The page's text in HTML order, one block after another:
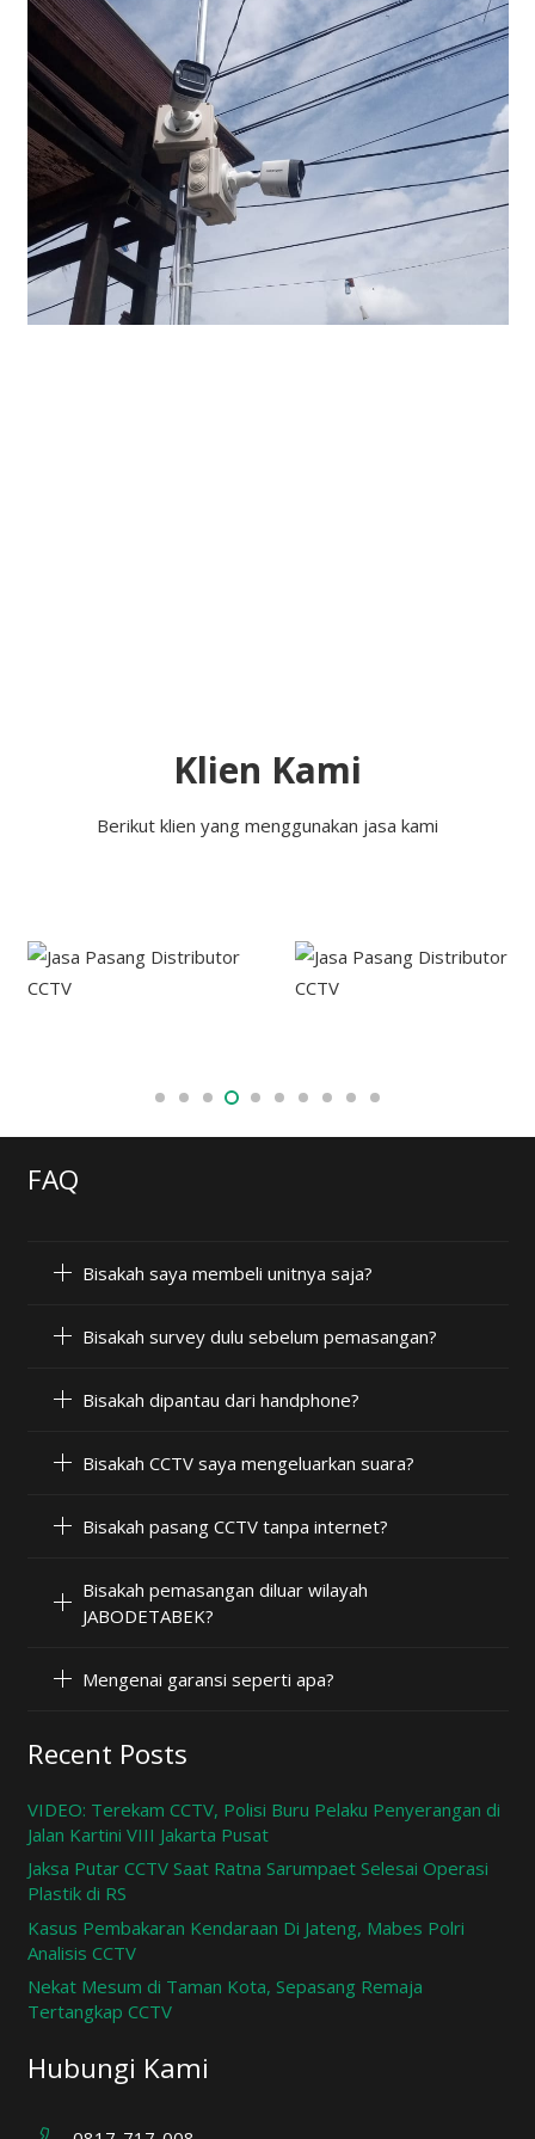
Klien Kami
Berikut klien yang menggunakan jasa kami
FAQ
Bisakah saya membeli unitnya saja?
Bisakah survey dulu sebelum pemasangan?
Bisakah dipantau dari handphone?
Bisakah CCTV saya mengeluarkan suara?
Bisakah pasang CCTV tanpa internet?
Bisakah pemasangan diluar wilayah
JABODETABEK?
Mengenai garansi seperti apa?
Recent Posts
VIDEO: Terekam CCTV, Polisi Buru Pelaku Penyerangan di
Jalan Kartini VIII Jakarta Pusat
Jaksa Putar CCTV Saat Ratna Sarumpaet Selesai Operasi
Plastik di RS
Kasus Pembakaran Kendaraan Di Jateng, Mabes Polri
Analisis CCTV
Nekat Mesum di Taman Kota, Sepasang Remaja
Tertangkap CCTV
Hubungi Kami